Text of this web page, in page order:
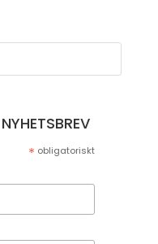
* obligatoriskt